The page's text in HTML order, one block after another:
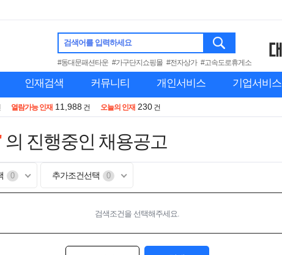
검색어를 입력하세요
#동대문패션타운 #가구단지쇼핑몰 #전자상가 #고속도로휴게소
인재검색 커뮤니티 개인서비스 기업서비스
열람가능 인재 11,988 건 오늘의 인재 230 건
의 진행중인 채용공고
0 추가조건선택 0
검색조건을 선택해주세요.